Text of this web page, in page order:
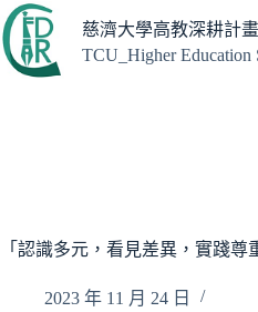
跳
至
主
慈濟大學高教深耕計畫
TCU_Higher Education
「認識多元，看見差異，實踐
2023 年 11 月 24 日